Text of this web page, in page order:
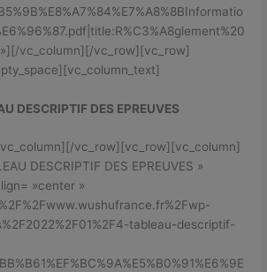
vc_column][/vc_row][vc_row]
DESCRIPTIF DES EPREUVES
vc_row][vc_row][vc_column]
DESCRIPTIF DES EPREUVES »
»center »
tableau-descriptif-